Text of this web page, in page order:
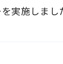
を実施しまし